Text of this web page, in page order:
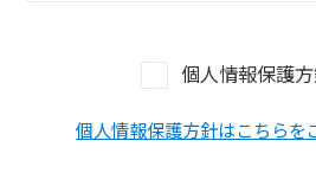
個人情報保護
個人情報保護方針はこちらを